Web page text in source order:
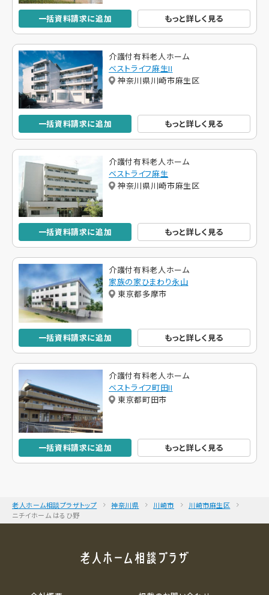
一括資料請求に追加 もっと詳しく見る
介護付有料老人ホーム
ベストライフ麻生II
神奈川県川崎市麻生区
一括資料請求に追加 もっと詳しく見る
介護付有料老人ホーム
ベストライフ麻生
神奈川県川崎市麻生区
一括資料請求に追加 もっと詳しく見る
介護付有料老人ホーム
家族の家ひまわり永山
東京都多摩市
一括資料請求に追加 もっと詳しく見る
介護付有料老人ホーム
ベストライフ町田II
東京都町田市
一括資料請求に追加 もっと詳しく見る
老人ホーム相談プラザトップ 神奈川県 川崎市
川崎市麻生区
ニチイホーム はるひ野